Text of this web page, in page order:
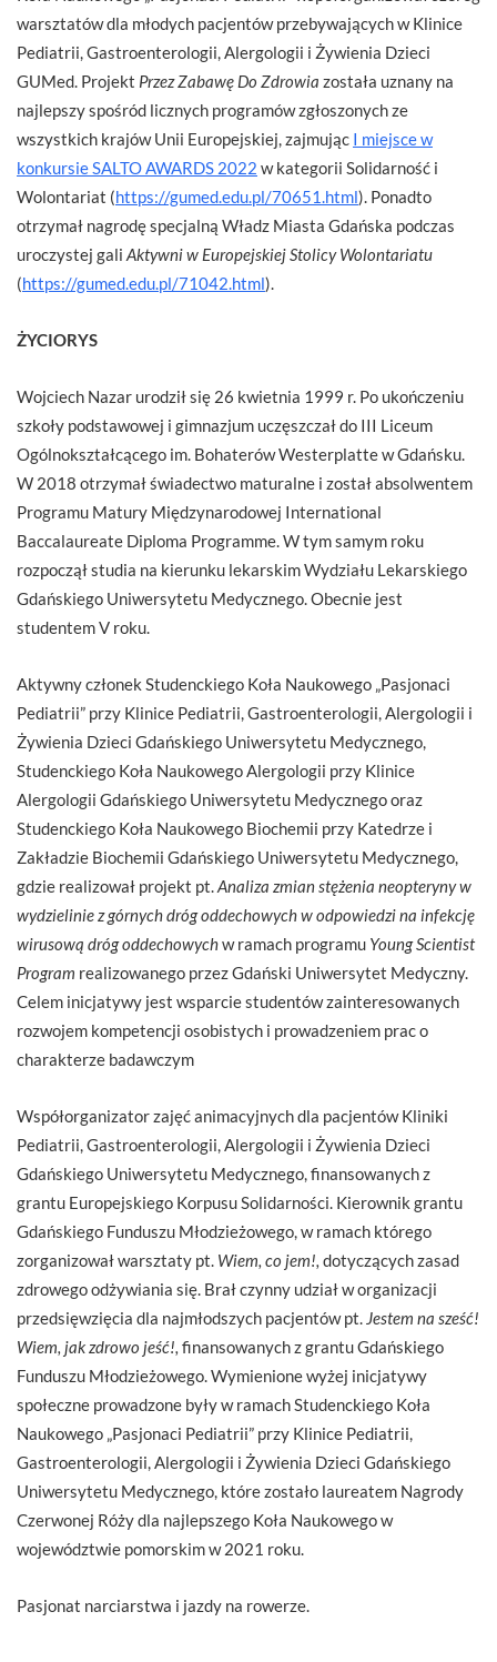
warsztatów dla młodych pacjentów przebywających w Klinice
Pediatrii, Gastroenterologii, Alergologii i Żywienia Dzieci
GUMed. Projekt Przez Zabawę Do Zdrowia została uznany na
najlepszy spośród licznych programów zgłoszonych ze
wszystkich krajów Unii Europejskiej, zajmując I miejsce w
konkursie SALTO AWARDS 2022 w kategorii Solidarność i
Wolontariat (https://gumed.edu.pl/70651.html). Ponadto
otrzymał nagrodę specjalną Władz Miasta Gdańska podczas
uroczystej gali Aktywni w Europejskiej Stolicy Wolontariatu
(https://gumed.edu.pl/71042.html).
ŻYCIORYS
Wojciech Nazar urodził się 26 kwietnia 1999 r. Po ukończeniu
szkoły podstawowej i gimnazjum uczęszczał do III Liceum
Ogólnokształcącego im. Bohaterów Westerplatte w Gdańsku.
W 2018 otrzymał świadectwo maturalne i został absolwentem
Programu Matury Międzynarodowej International
Baccalaureate Diploma Programme. W tym samym roku
rozpoczął studia na kierunku lekarskim Wydziału Lekarskiego
Gdańskiego Uniwersytetu Medycznego. Obecnie jest
studentem V roku.
Aktywny członek Studenckiego Koła Naukowego „Pasjonaci
Pediatrii” przy Klinice Pediatrii, Gastroenterologii, Alergologii i
Żywienia Dzieci Gdańskiego Uniwersytetu Medycznego,
Studenckiego Koła Naukowego Alergologii przy Klinice
Alergologii Gdańskiego Uniwersytetu Medycznego oraz
Studenckiego Koła Naukowego Biochemii przy Katedrze i
Zakładzie Biochemii Gdańskiego Uniwersytetu Medycznego,
gdzie realizował projekt pt. Analiza zmian stężenia neopteryny w
wydzielinie z górnych dróg oddechowych w odpowiedzi na infekcję
wirusową dróg oddechowychw ramach programu Young Scientist
Program realizowanego przez Gdański Uniwersytet Medyczny.
Celem inicjatywy jest wsparcie studentów zainteresowanych
rozwojem kompetencji osobistych i prowadzeniem prac o
charakterze badawczym
Współorganizator zajęć animacyjnych dla pacjentów Kliniki
Pediatrii, Gastroenterologii, Alergologii i Żywienia Dzieci
Gdańskiego Uniwersytetu Medycznego, finansowanych z
grantu Europejskiego Korpusu Solidarności. Kierownik grantu
Gdańskiego Funduszu Młodzieżowego, w ramach którego
zorganizował warsztaty pt. Wiem, co jem! dotyczących zasad
zdrowego odżywiania się. Brał czynny udział w organizacji
przedsięwzięcia dla najmłodszych pacjentów pt. Jestem na sześć!
Wiem, jak zdrowo jeść!, finansowanych z grantu Gdańskiego
Funduszu Młodzieżowego. Wymienione wyżej inicjatywy
społeczne prowadzone były w ramach Studenckiego Koła
Naukowego „Pasjonaci Pediatrii” przy Klinice Pediatrii,
Gastroenterologii, Alergologii i Żywienia Dzieci Gdańskiego
Uniwersytetu Medycznego, które zostało laureatem Nagrody
Czerwonej Róży dla najlepszego Koła Naukowego w
województwie pomorskim w 2021 roku.
Pasjonat narciarstwa i jazdy na rowerze.